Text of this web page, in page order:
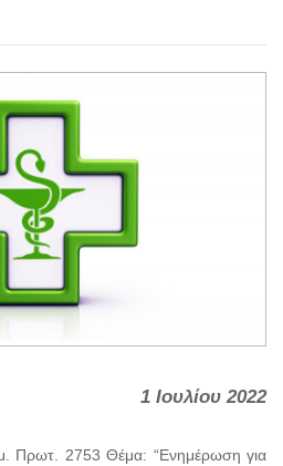
1 Ιουλίου 2022
Πρωτ. 2753 Θέμα: “Ενημέρωση για